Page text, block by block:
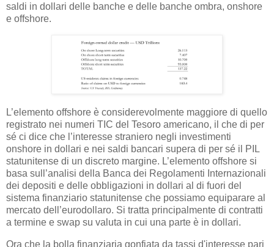
saldi in dollari delle banche e delle banche ombra, onshore
e offshore.
L’elemento offshore è considerevolmente maggiore di quello
registrato nei numeri TIC del Tesoro americano, il che di per
sé ci dice che l’interesse straniero negli investimenti
onshore in dollari e nei saldi bancari supera di per sé il PIL
statunitense di un discreto margine. L’elemento offshore si
basa sull’analisi della Banca dei Regolamenti Internazionali
dei depositi e delle obbligazioni in dollari al di fuori del
sistema finanziario statunitense che possiamo equiparare al
mercato dell’eurodollaro. Si tratta principalmente di contratti
a termine e swap su valuta in cui una parte è in dollari.
Ora che la bolla finanziaria gonfiata da tassi d'interesse pari